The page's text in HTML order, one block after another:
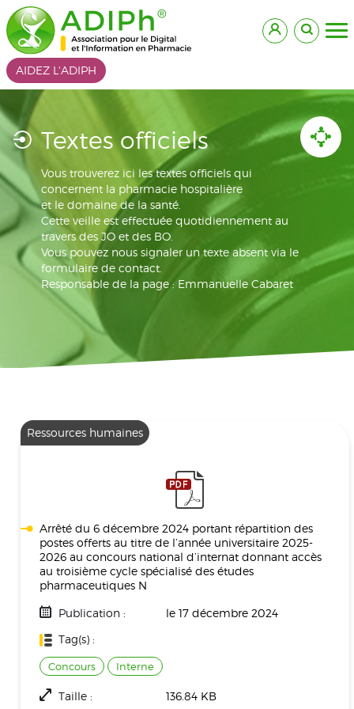
AIDEZ L'ADIPH
Textes officiels
Vous trouverez ici les textes officiels qui
concernent la pharmacie hospitalière
et le domaine de la santé.
Cette veille est effectuée quotidiennement au
travers des JO et des BO.
Vous pouvez nous signaler un texte absent via le
formulaire de contact.
Responsable de la page : Emmanuelle Cabaret
Ressources humaines
Arrêté du 6 décembre 2024 portant répartition des
postes offerts au titre de l’année universitaire 2025-
2026 au concours national d’internat donnant accès
au troisième cycle spécialisé des études
pharmaceutiques N
Publication :
le 17 décembre 2024
Tag(s) :
Concours Interne
Taille : 136.84 KB